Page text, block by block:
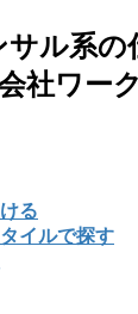
ル系の
社ワー
る
イルで探す